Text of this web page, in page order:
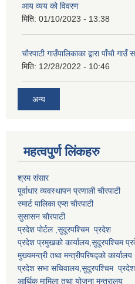
आय व्यय को विवरण
मिति: 01/10/2023 - 13:38
चाैरपाटी गाउँपालिकाका द्वारा पाँचाै
मिति: 12/28/2022 - 10:46
अन्य
महत्वपुर्ण लि‌ंकहरु
श्रम संसार
पूर्वाधार व्यवस्थापन प्रणाली चाैरपाटी
स्मार्ट पालिका एप्स चाैरपाटी
सुसासन चाैरपाटी
प्रदेश पोर्टल ,सुदूरपश्चिम प्रदेश
प्रदेश प्रमुखको कार्यालय,सुदूरपश्चिम
मुख्यमन्त्री तथा मन्त्रीपरिषद्को कार्यालय
प्रदेश सभा सचिवालय,सुदूरपश्चिम प्रदेश
आर्थिक मामिला तथा योजना मन्त्रालय